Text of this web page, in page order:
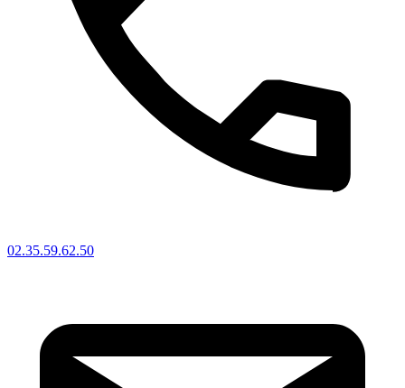
02.35.59.62.50